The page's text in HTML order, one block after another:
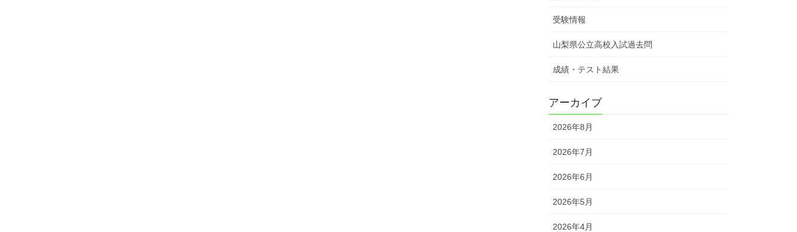
受験情報
山梨県公立高校入試過去問
成績・テスト結果
アーカイブ
2026年8月
2026年7月
2026年6月
2026年5月
2026年4月